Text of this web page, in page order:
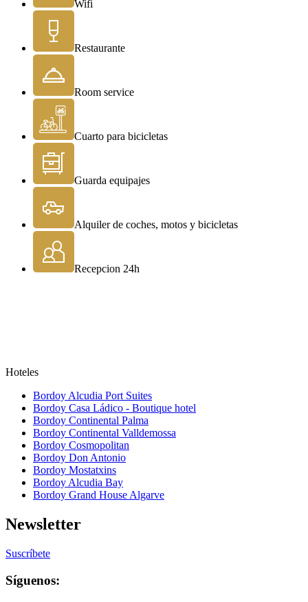
Wifi
Restaurante
Room service
Cuarto para bicicletas
Guarda equipajes
Alquiler de coches, motos y bicicletas
Recepcion 24h
Hoteles
Bordoy Alcudia Port Suites
Bordoy Casa Ládico - Boutique hotel
Bordoy Continental Palma
Bordoy Continental Valldemossa
Bordoy Cosmopolitan
Bordoy Don Antonio
Bordoy Mostatxins
Bordoy Alcudia Bay
Bordoy Grand House Algarve
Newsletter
Suscríbete
Síguenos: